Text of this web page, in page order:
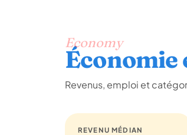
Economy
Économie
Revenus, emploi et
REVENU MÉDIAN